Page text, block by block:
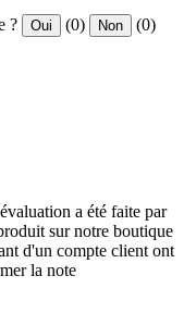
? Oui (0) Non (0)
a été faite par
sur notre boutique
d'un compte client ont
la note